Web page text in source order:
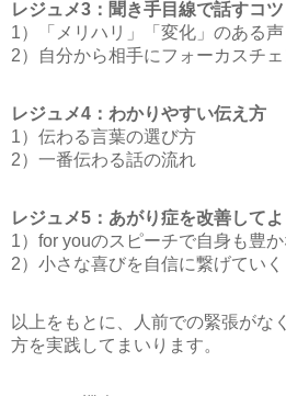
レジュメ3：聞き手目線で話すコツ
1）「メリハリ」「変化」のある声
2）自分から相手にフォーカスチ
レジュメ4：わかりやすい伝え方
1）伝わる言葉の選び方
2）一番伝わる話の流れ
レジュメ5：あがり症を改善して
1）for youのスピーチで自身も豊
2）小さな喜びを自信に繋げていく
以上をもとに、人前での緊張がな
方を実践してまいります。